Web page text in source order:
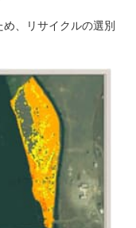
、リサイクルの選別